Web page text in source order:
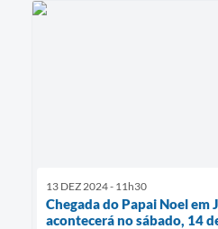
13 DEZ 2024 - 11h30
Chegada do Papai Noel em
acontecerá no sábado, 14